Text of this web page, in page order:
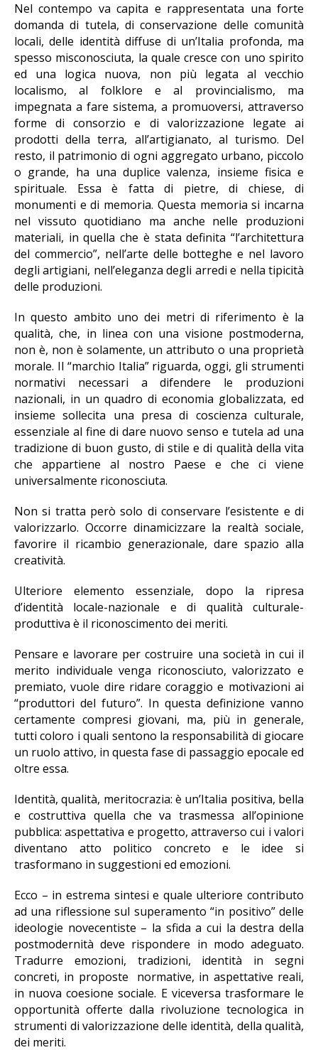
Nel contempo va capita e rappresentata una forte
domanda di tutela, di conservazione delle comunità
locali, delle identità diffuse di un’Italia profonda, ma
spesso misconosciuta, la quale cresce con uno spirito
ed una logica nuova, non più legata al vecchio
localismo, al folklore e al provincialismo, ma
impegnata a fare sistema, a promuoversi, attraverso
forme di consorzio e di valorizzazione legate ai
prodotti della terra, all’artigianato, al turismo. Del
resto, il patrimonio di ogni aggregato urbano, piccolo
o grande, ha una duplice valenza, insieme fisica e
spirituale. Essa è fatta di pietre, di chiese, di
monumenti e di memoria. Questa memoria si incarna
nel vissuto quotidiano ma anche nelle produzioni
materiali, in quella che è stata definita “l’architettura
del commercio”, nell’arte delle botteghe e nel lavoro
degli artigiani, nell’eleganza degli arredi e nella tipicità
delle produzioni.
In questo ambito uno dei metri di riferimento è la
qualità, che, in linea con una visione postmoderna,
non è, non è solamente, un attributo o una proprietà
morale. Il “marchio Italia” riguarda, oggi, gli strumenti
normativi necessari a difendere le produzioni
nazionali, in un quadro di economia globalizzata, ed
insieme sollecita una presa di coscienza culturale,
essenziale al fine di dare nuovo senso e tutela ad una
tradizione di buon gusto, di stile e di qualità della vita
che appartiene al nostro Paese e che ci viene
universalmente riconosciuta.
Non si tratta però solo di conservare l’esistente e di
valorizzarlo. Occorre dinamicizzare la realtà sociale,
favorire il ricambio generazionale, dare spazio alla
creatività.
Ulteriore elemento essenziale, dopo la ripresa
d’identità locale-nazionale e di qualità culturale-
produttiva è il riconoscimento dei meriti.
Pensare e lavorare per costruire una società in cui il
merito individuale venga riconosciuto, valorizzato e
premiato, vuole dire ridare coraggio e motivazioni ai
“produttori del futuro”. In questa definizione vanno
certamente compresi giovani, ma, più in generale,
tutti coloro i quali sentono la responsabilità di giocare
un ruolo attivo, in questa fase di passaggio epocale ed
oltre essa.
Identità, qualità, meritocrazia: è un’Italia positiva, bella
e costruttiva quella che va trasmessa all’opinione
pubblica: aspettativa e progetto, attraverso cui i valori
diventano atto politico concreto e le idee si
trasformano in suggestioni ed emozioni.
Ecco – in estrema sintesi e quale ulteriore contributo
ad una riflessione sul superamento “in positivo” delle
ideologie novecentiste – la sfida a cui la destra della
postmodernità deve rispondere in modo adeguato.
Tradurre emozioni, tradizioni, identità in segni
concreti, in proposte normative, in aspettative reali,
in nuova coesione sociale. E viceversa trasformare le
opportunità offerte dalla rivoluzione tecnologica in
strumenti di valorizzazione delle identità, della qualità,
dei meriti.